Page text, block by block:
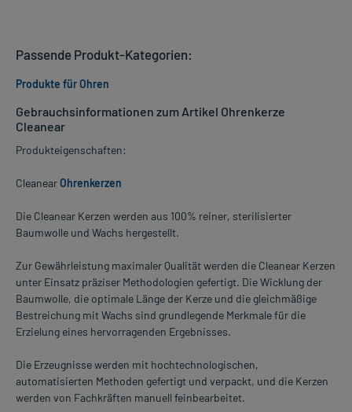
Gebrauchsinformationen zum Artikel Ohrenkerze
Cleanear
Produkteigenschaften:
CleanearOhrenkerzen
Die Cleanear Kerzen werden aus 100% reiner, sterilisierter
Baumwolle und Wachs hergestellt.
Zur Gewährleistung maximaler Qualität werden die Cleanear Kerzen
unter Einsatz präziser Methodologien gefertigt. Die Wicklung der
Baumwolle, die optimale Länge der Kerze und die gleichmäßige
Bestreichung mit Wachs sind grundlegende Merkmale für die
Erzielung eines hervorragenden Ergebnisses.
Die Erzeugnisse werden mit hochtechnologischen,
automatisierten Methoden gefertigt und verpackt, und die Kerzen
werden von Fachkräften manuell feinbearbeitet.
Passende Produkt-Kategorien:
Produkte für Ohren